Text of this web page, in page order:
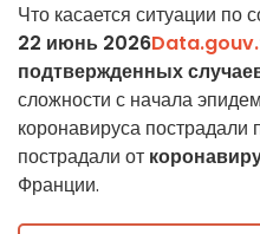
Что касается ситуации по
22 июнь 2026
подтвержденных
сложности с начала
коронавируса
пострадали от
Франции.